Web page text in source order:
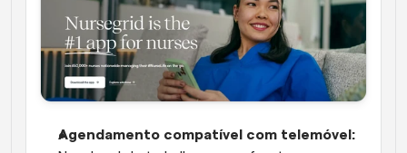
Agendamento compatível com telemóvel: